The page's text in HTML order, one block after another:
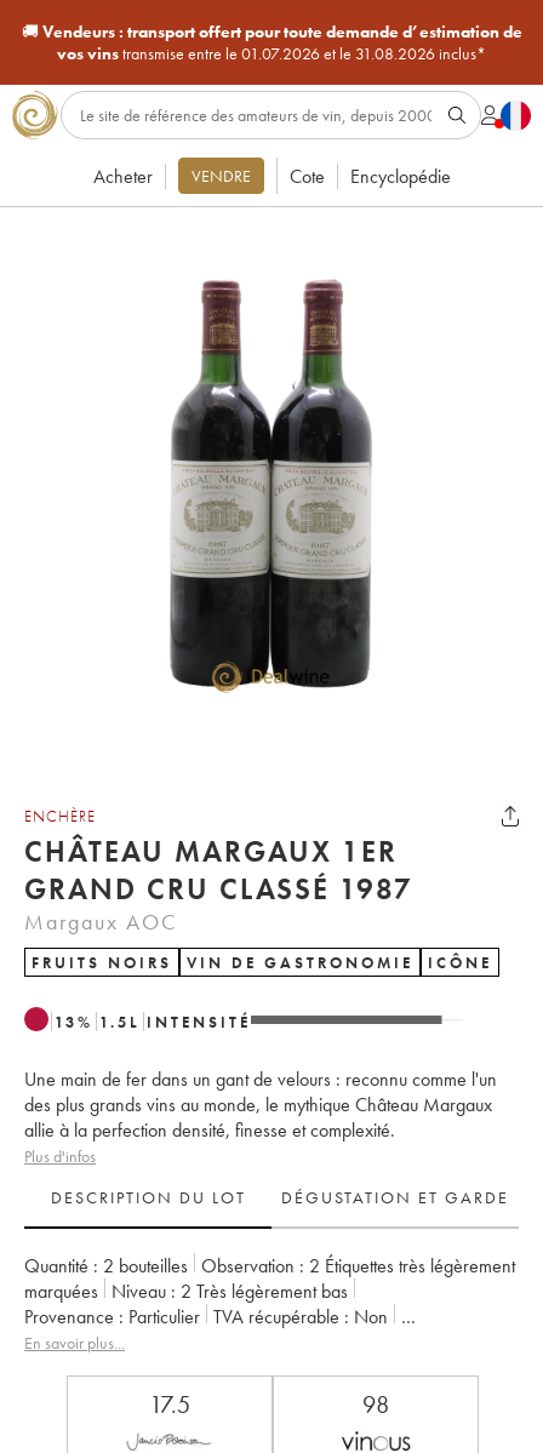
🚚Vendeurs : transport offert pour toute demande d’estimation de
vos vinstransmise entre le 01.07.2026 et le 31.08.2026 inclus*
Acheter VENDRE Cote Encyclopédie
ENCHÈRE
CHÂTEAU MARGAUX 1ER
GRAND CRU CLASSÉ 1987
Margaux AOC
FRUITS NOIRS VIN DE GASTRONOMIE ICÔNE
13% 1.5 L INTENSITÉ
Une main de fer dans un gant de velours : reconnu comme l'un
des plus grands vins au monde, le mythique Château Margaux
allie à la perfection densité, finesse et complexité.
Plus d'infos
DESCRIPTION DU LOT
DÉGUSTATION ET GARDE
Quantité : 2 bouteilles Observation : 2 Étiquettes très légèrement
marquées
Niveau : 2 Très légèrement bas
Provenance : particulier TVA récupérable :
non
Région :
Bordeaux
SCA du Château Margaux
En savoir plus...
17.5 98